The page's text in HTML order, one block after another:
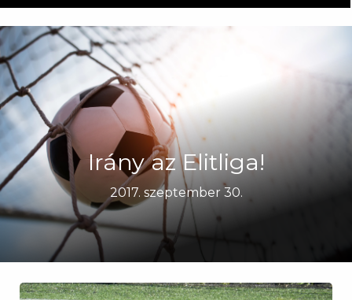
Irány az Elitliga!
2017. szeptember 30.